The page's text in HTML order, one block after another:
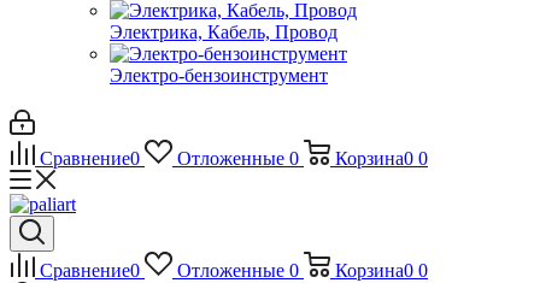
Электрика, Кабель, Провод
Электро-бензоинструмент
Сравнение0 Отложенные 0 Корзина0 0
Сравнение0 Отложенные 0 Корзина0 0